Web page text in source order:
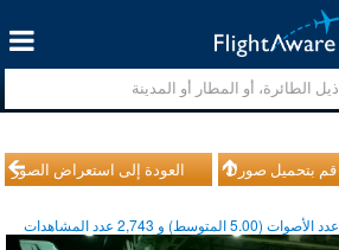
العودة إلى استعراض الصور قم بتحميل صورك
عدد الأصوات (5.00المتوسط) و 2,743عدد المشاهدات